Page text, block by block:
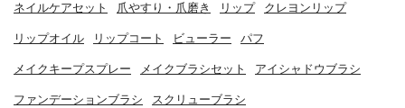
ネイルケアセット 爪やすり・爪磨き リップ クレヨンリップ
リップオイル リップコート ビューラー パフ
メイクキープスプレー メイクブラシセット アイシャドウブラシ
ファンデーションブラシ スクリューブラシ